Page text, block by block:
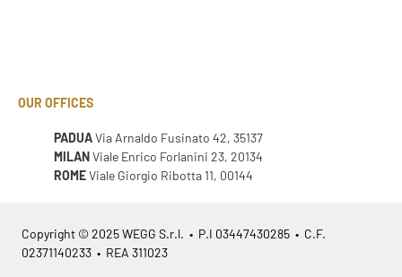
OUR OFFICES
PADUAVia Arnaldo Fusinato 42, 35137
MILANViale Enrico Forlanini 23, 20134
ROMEViale Giorgio Ribotta 11, 00144
Copyright © 2025 WEGG S.r.l. • P.I 03447430285 • C.F.
02371140233 • REA 311023